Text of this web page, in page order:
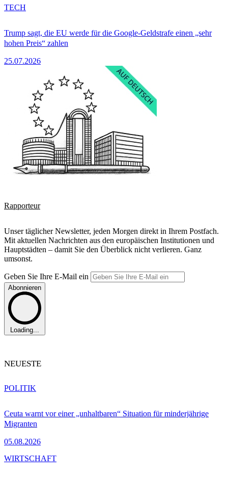
Trump sagt, die EU werde für die Google-Geldstrafe einen „sehr
hohen Preis“ zahlen
25.07.2026
TECH
Rapporteur
Unser täglicher Newsletter, jeden Morgen direkt in Ihrem Postfach.
Mit aktuellen Nachrichten aus den europäischen Institutionen und
Hauptstädten – damit Sie den Überblick nicht verlieren. Ganz
umsonst.
Geben Sie Ihre E-Mail ein
Abonnieren
Loading...
NEUESTE
Ceuta warnt vor einer „unhaltbaren“ Situation für minderjährige
Migranten
05.08.2026
POLITIK
WIRTSCHAFT